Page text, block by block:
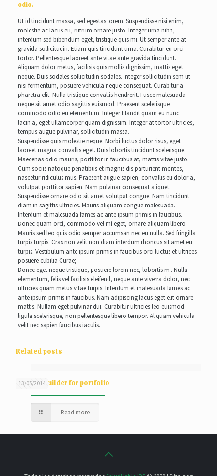
odio.
Ut id tincidunt massa, sed egestas lorem. Suspendisse nisi enim,
molestie ac lacus eu, rutrum ornare justo. Integer urna nibh,
interdum sed bibendum eget, tristique quis mi. Ut semper ante at
gravida sollicitudin. Etiam quis tincidunt urna. Curabitur eu orci
tortor. Pellentesque laoreet ante vitae ante gravida tincidunt.
Aliquam dolor metus, facilisis quis mollis dignissim, mattis eget
neque. Duis sodales sollicitudin sodales. Integer sollicitudin sem ut
nisi fermentum, posuere vehicula neque consequat. Curabitur a
pharetra elit. Nulla tristique convallis hendrerit. Fusce malesuada
neque sit amet odio sagittis euismod. Praesent scelerisque
commodo odio eu elementum. Integer blandit quam eu nunc
lacinia, eget ullamcorper quam dignissim. Integer at tortor ultricies,
tempus augue pulvinar, sollicitudin massa.
Suspendisse quis molestie neque. Morbi luctus dolor risus, eget
laoreet magna convallis eget. Duis lobortis tincidunt scelerisque.
Maecenas odio mauris, porttitor in faucibus at, mattis vitae justo.
Cum sociis natoque penatibus et magnis dis parturient montes,
nascetur ridiculus mus. Praesent augue sapien, convallis eu dolor a,
volutpat porttitor sapien. Nam pulvinar consequat aliquet.
Suspendisse ornare odio sit amet volutpat congue. Nam tincidunt
diam in sagittis ultricies. Mauris aliquam congue malesuada.
Interdum et malesuada fames ac ante ipsum primis in faucibus.
Donec quam orci, commodo vel mi eget, ornare aliquam libero.
Mauris sed leo quis odio semper accumsan nec eu nulla. Sed fringilla
turpis turpis. Cras non velit non diam interdum rhoncus sit amet eu
turpis. Vestibulum ante ipsum primis in faucibus orci luctus et ultrices
posuere cubilia Curae;
Donec eget neque tristique, posuere lorem nec, lobortis mi. Nulla
elementum, felis vel facilisis eleifend, neque ante viverra dolor, nec
ultricies quam metus vitae turpis. Interdum et malesuada fames ac
ante ipsum primis in faucibus. Nam adipiscing lacus eget elit ornare
mattis. Nullam eget pulvinar dui. Curabitur ultricies leo euismod
ligula scelerisque, non pellentesque libero tempor. Aliquam vehicula
velit nec sapien faucibus iaculis.
Related posts
13/05/2014
Content Builder for portfolio
Read more